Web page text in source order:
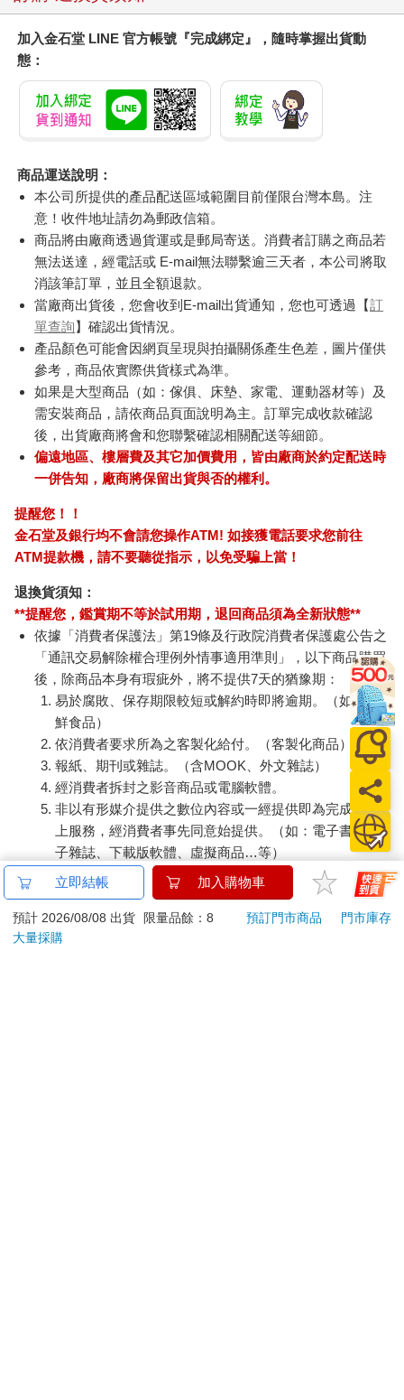
【友情牌】18吋機械
式冷風箱扇(KB-1881
按鍵在上方)
1980 特價 1720 元
加入購物車
水平檔案-色・愛・
落・夢-總集篇
特價 480 元 649
訂購/退換貨須知
加入金石堂 LINE 官方帳號『完成綁定』，隨時掌握出貨動
態：
商品運送說明：
本公司所提供的產品配送區域範圍目前僅限台灣本島。注
意！收件地址請勿為郵政信箱。
商品將由廠商透過貨運或是郵局寄送。消費者訂購之商品若
無法送達，經電話或 E-mail無法聯繫逾三天者，本公司將取
消該筆訂單，並且全額退款。
當廠商出貨後，您會收到E-mail出貨通知，您也可透過【訂
單查詢】確認出貨情況。
產品顏色可能會因網頁呈現與拍攝關係產生色差，圖片僅供
參考，商品依實際供貨樣式為準。
如果是大型商品（如：傢俱、床墊、家電、運動器材等）及
需安裝商品，請依商品頁面說明為主。訂單完成收款確認
後，出貨廠商將會和您聯繫確認相關配送等細節。
偏遠地區、樓層費及其它加價費用，皆由廠商於約定配送時
一併告知，廠商將保留出貨與否的權利。
提醒您！！
金石堂及銀行均不會請您操作ATM! 如接獲電話要求您前往
ATM提款機，請不要聽從指示，以免受騙上當！
退換貨須知：
立即結帳 加入購物車
預計 2026/08/08 出貨 限量品餘：8 預訂門市商品
門市庫存
大量採購